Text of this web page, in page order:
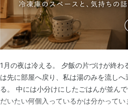
1月の夜は冷える。 夕飯の片づけが終
は先に部屋へ戻り、私は湯のみを流し
る。 中には小分けにしたごはんが並ん
だいたい何個入っているかは分かって